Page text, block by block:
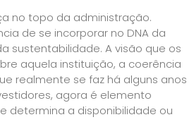
no topo da administração.
de se incorporar no DNA da
sustentabilidade. A visão que os
aquela instituição, a coerência
realmente se faz há alguns anos
agora é elemento
determina a disponibilidade ou